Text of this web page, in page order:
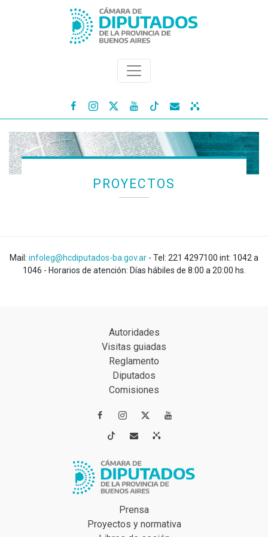
   
PROYECTOS
Mail: infoleg@hcdiputados-ba.gov.ar - Tel: 221 4297100 int: 1042 a
1046 - Horarios de atención: Días hábiles de 8:00 a 20:00 hs.
Autoridades
Visitas guiadas
Reglamento
Diputados
Comisiones
 
 
Prensa
Proyectos y normativa